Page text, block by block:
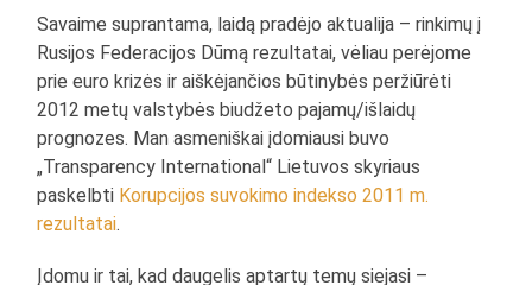
Savaime suprantama, laidą pradėjo aktualija – rinkimų į
Rusijos Federacijos Dūmą rezultatai, vėliau perėjome
prie euro krizės ir aiškėjančios būtinybės peržiūrėti
2012 metų valstybės biudžeto pajamų/išlaidų
prognozes. Man asmeniškai įdomiausi buvo
„Transparency International“ Lietuvos skyriaus
paskelbti Korupcijos suvokimo indekso 2011 m.
rezultatai.
Įdomu ir tai, kad daugelis aptartų temų siejasi –